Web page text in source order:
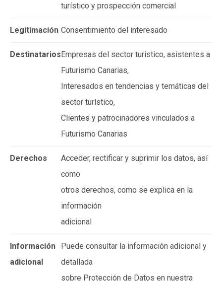
turístico y prospección comercial
Legitimación Consentimiento del interesado
DestinatariosEmpresas del sector turistico, asistentes a
Futurismo Canarias,
Interesados en tendencias y temáticas del
sector turístico,
Clientes y patrocinadores vinculados a
Futurismo Canarias
Derechos
Acceder, rectificar y suprimir los datos, así
como
otros derechos, como se explica en la
información
adicional
Información
adicional
Puede consultar la información adicional y
detallada
sobre Protección de Datos en nuestra